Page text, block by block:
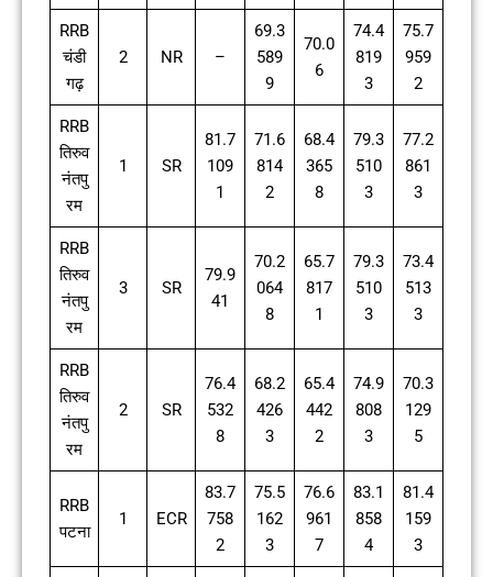
RRB
चंडी
गढ़
2 NR –
69.3
589
9
70.0
6
74.4
819
3
75.7
959
2
RRB
तिरुव
नंतपु
रम
1 SR
81.7
109
1
71.6
814
2
68.4
365
8
79.3
510
3
77.2
861
3
RRB
तिरुव
नंतपु
रम
3 SR
79.9
41
70.2
064
8
65.7
817
1
79.3
510
3
73.4
513
3
RRB
तिरुव
नंतपु
रम
2 SR
76.4
532
8
68.2
426
3
65.4
442
2
74.9
808
3
70.3
129
5
RRB
पटना
1 ECR
83.7
758
2
75.5
162
3
76.6
961
7
83.1
858
4
81.4
159
3